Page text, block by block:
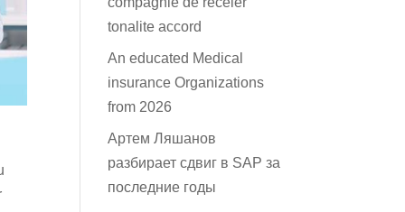
tonalite accord
An educated Medical
insurance Organizations
from 2026
Артем Ляшанов
разбирает сдвиг в SAP за
последние годы